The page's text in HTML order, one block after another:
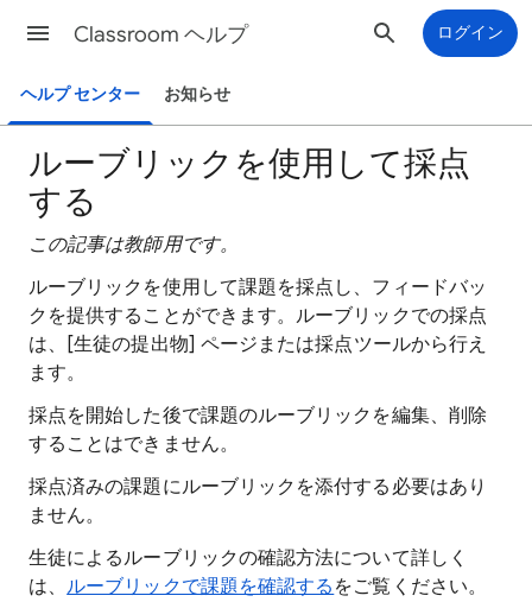
Classroom ヘルプ ログイン
ヘルプ センター お知らせ
ルーブリックを使用して採点
する
この記事は教師用です。
ルーブリックを使用して課題を採点し、フィードバッ
クを提供することができます。ルーブリックでの採点
は、[生徒の提出物] ページまたは採点ツールから行え
ます。
採点を開始した後で課題のルーブリックを編集、削除
することはできません。
採点済みの課題にルーブリックを添付する必要はあり
ません。
生徒によるルーブリックの確認方法について詳しく
は、ルーブリックで課題を確認する をご覧ください。